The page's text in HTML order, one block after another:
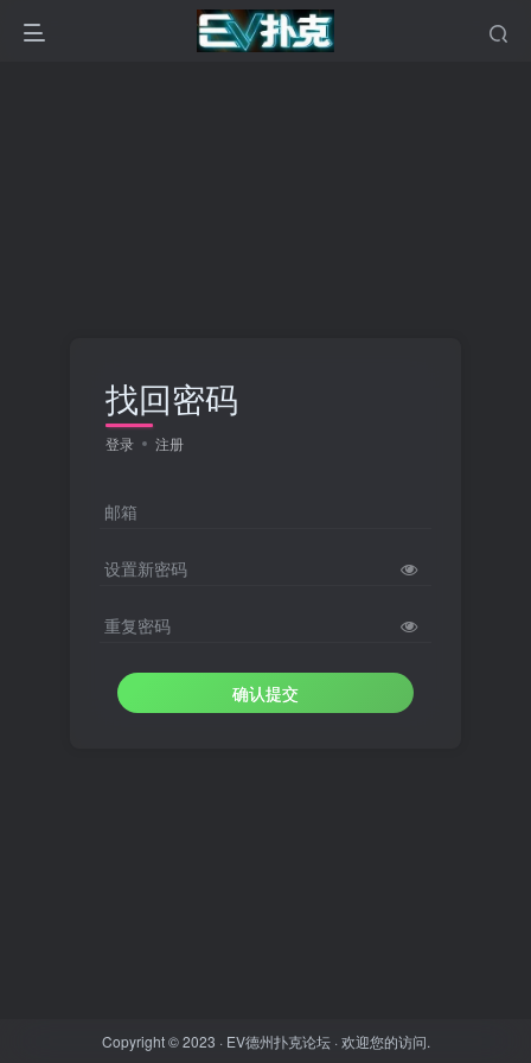
找回密码
登录 注册
邮箱
设置新密码
重复密码
确认提交
Copyright © 2023 · EV德州扑克论坛· 欢迎您的访问.